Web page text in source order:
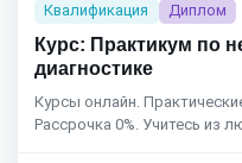
Квалификация Диплом
Курс: Практикум по
диагностике
Курсы онлайн.
Рассрочка 0%. Учитесь из